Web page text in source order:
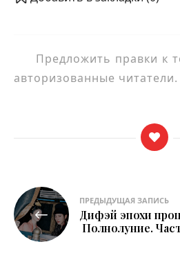
Предложить правки к
авторизованные читатели.
Навигация
по
записям
ПРЕДЫДУЩАЯ ЗАПИСЬ
Дифэй эпохи
Полнолуние.